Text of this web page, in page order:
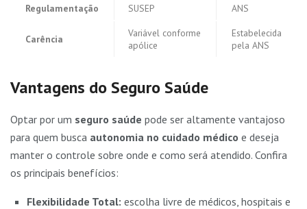
Regulamentação
SUSEP ANS
Carência
Variável conforme
apólice
Estabelecida
pela ANS
Vantagens do Seguro Saúde
Optar por um seguro saúde pode ser altamente vantajoso
para quem busca autonomia no cuidado médico e deseja
manter o controle sobre onde e como será atendido. Confira
os principais benefícios:
Flexibilidade Total: escolha livre de médicos, hospitais e